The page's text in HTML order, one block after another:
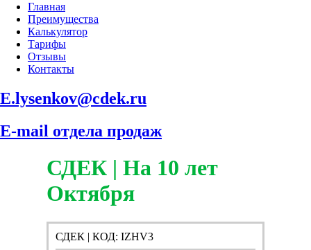
Главная
Преимущества
Калькулятор
Тарифы
Отзывы
Контакты
E.lysenkov@cdek.ru
E-mail отдела продаж
СДЕК | На 10 лет
Октября
СДЕК | КОД: IZHV3